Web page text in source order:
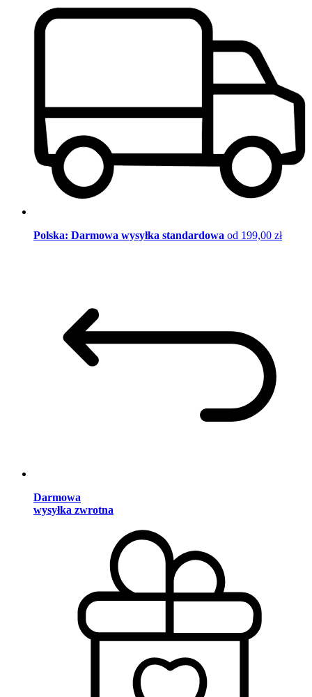
Polska: Darmowa wysyłka standardowa od 199,00 zł
Darmowa
wysyłka zwrotna